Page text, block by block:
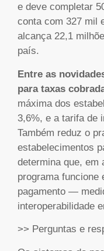
e deve completar
conta com 327 mil
alcança 22,1
país.
Entre as
para taxas
máxima dos
3,6%, e a tarifa de
Também reduz o
estabelecimentos
determina que, em
programa funcione
pagamento —
interoperabilidade
>> Perguntas e